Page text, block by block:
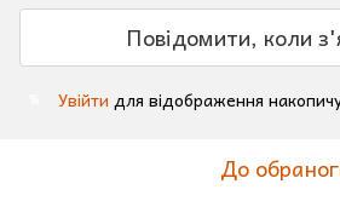
Повідомити, коли
Увійти для відображення
До